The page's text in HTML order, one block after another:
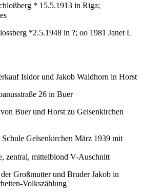
* 15.5.1913 in Riga;
*2.5.1948 in ?; oo 1981 Janet L
Isidor und Jakob Waldhorn in Horst
26 in Buer
Buer und Horst zu Gelsenkirchen
Gelsenkirchen März 1939 mit
zentral, mittelblond V-Auschnitt
Großmutter und Bruder Jakob in
Volkszählung